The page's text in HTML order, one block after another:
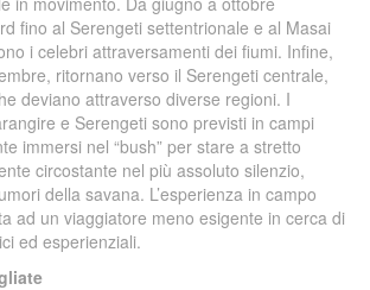
fino al Serengeti settentrionale e al Masai
i celebri attraversamenti dei fiumi. Infine,
ritornano verso il Serengeti centrale,
deviano attraverso diverse regioni. I
e Serengeti sono previsti in campi
immersi nel “bush” per stare a stretto
circostante nel più assoluto silenzio,
della savana. L’esperienza in campo
ad un viaggiatore meno esigente in cerca di
ed esperienziali.